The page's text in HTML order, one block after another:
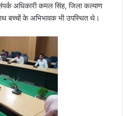
अधिकारी कमल सिंह, जिला कल्याण
बच्चों के अभिभावक भी उपस्थित थे।